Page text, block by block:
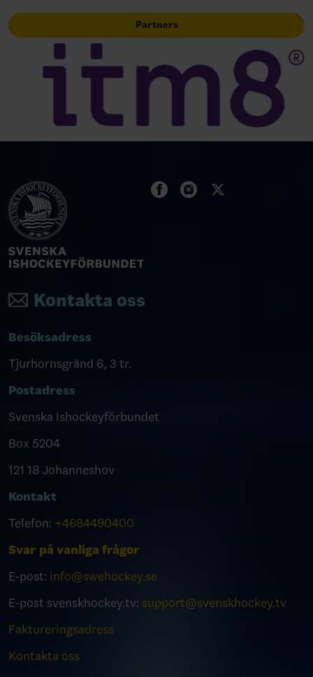
Partners
Kontakta oss
Besöksadress
Tjurhornsgränd 6, 3 tr.
Postadress
Svenska Ishockeyförbundet
Box 5204
121 18 Johanneshov
Kontakt
Telefon: +4684490400
Svar på vanliga frågor
E-post: info@swehockey.se
E-post svenskhockey.tv: support@svenskhockey.tv
Faktureringsadress
Kontakta oss